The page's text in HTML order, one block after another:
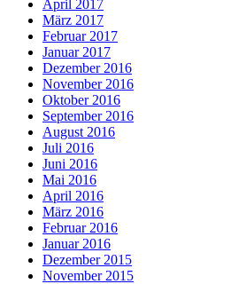
April 2017
März 2017
Februar 2017
Januar 2017
Dezember 2016
November 2016
Oktober 2016
September 2016
August 2016
Juli 2016
Juni 2016
Mai 2016
April 2016
März 2016
Februar 2016
Januar 2016
Dezember 2015
November 2015